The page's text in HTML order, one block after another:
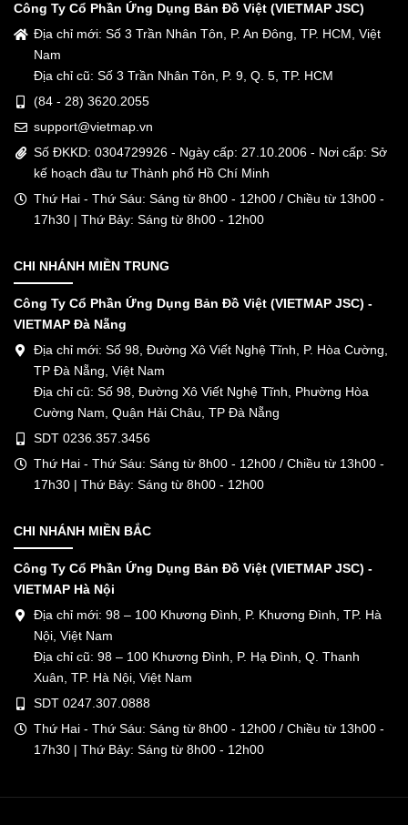
Công Ty Cổ Phần Ứng Dụng Bản Đồ Việt (VIETMAP JSC)
Địa chỉ mới: Số 3 Trần Nhân Tôn, P. An Đông, TP. HCM, Việt
Nam
Địa chỉ cũ: Số 3 Trần Nhân Tôn, P. 9, Q. 5, TP. HCM
(84 - 28) 3620.2055
support@vietmap.vn
Số ĐKKD: 0304729926 - Ngày cấp: 27.10.2006 - Nơi cấp: Sở
kế hoạch đầu tư Thành phố Hồ Chí Minh
Thứ Hai - Thứ Sáu: Sáng từ 8h00 - 12h00 / Chiều từ 13h00 -
17h30 | Thứ Bảy: Sáng từ 8h00 - 12h00
CHI NHÁNH MIỀN TRUNG
Công Ty Cổ Phần Ứng Dụng Bản Đồ Việt (VIETMAP JSC) -
VIETMAP Đà Nẵng
Địa chỉ mới: Số 98, Đường Xô Viết Nghệ Tĩnh, P. Hòa Cường,
TP Đà Nẵng, Việt Nam
Địa chỉ cũ: Số 98, Đường Xô Viết Nghệ Tĩnh, Phường Hòa
Cường Nam, Quận Hải Châu, TP Đà Nẵng
SDT 0236.357.3456
Thứ Hai - Thứ Sáu: Sáng từ 8h00 - 12h00 / Chiều từ 13h00 -
17h30 | Thứ Bảy: Sáng từ 8h00 - 12h00
CHI NHÁNH MIỀN BẮC
Công Ty Cổ Phần Ứng Dụng Bản Đồ Việt (VIETMAP JSC) -
VIETMAP Hà Nội
Địa chỉ mới: 98 – 100 Khương Đình, P. Khương Đình, TP. Hà
Nội, Việt Nam
Địa chỉ cũ: 98 – 100 Khương Đình, P. Hạ Đình, Q. Thanh
Xuân, TP. Hà Nội, Việt Nam
SDT 0247.307.0888
Thứ Hai - Thứ Sáu: Sáng từ 8h00 - 12h00 / Chiều từ 13h00 -
17h30 | Thứ Bảy: Sáng từ 8h00 - 12h00